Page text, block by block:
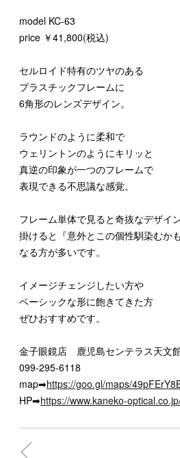
model KC-63
price ￥41,800(税込)
セルロイド特有のツヤのある
プラスチックフレームに
6角形のレンズデザイン。
ラウンドのように柔和で
ウェリントンのようにキリッと
真逆の印象が一つのフレームで
表現できる不思議な感覚。
フレーム単体で見ると奇抜なデザイ
掛けると『意外とこの個性馴染むか
なる方が多いです。
イメージチェンジしたい方や
ベーシックな形に飽きてきた方
ぜひおすすめです。
金子眼鏡店 鹿児島センテラス天文
099-295-6118
map➡https://goo.gl/maps/
HP➡https://www.kaneko-